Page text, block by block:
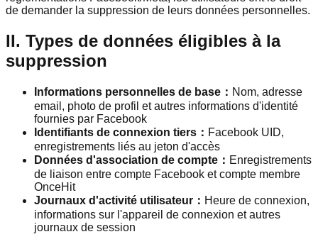
de demander la suppression de leurs données personnelles.
II. Types de données éligibles à la
suppression
Informations personnelles de base ： Nom, adresse
email, photo de profil et autres informations d'identité
fournies par Facebook
Identifiants de connexion tiers ： Facebook UID,
enregistrements liés au jeton d'accès
Données d'association de compte ： Enregistrements
de liaison entre compte Facebook et compte membre
OnceHit
Journaux d'activité utilisateur ： Heure de connexion,
informations sur l'appareil de connexion et autres
journaux de session